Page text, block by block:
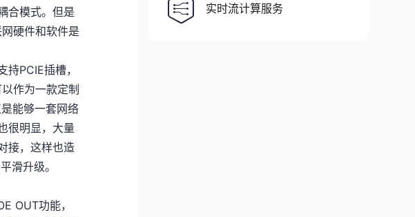
合模式。但是
硬件和软件是
PCIE插槽，
作为一款定制
能够一套网络
很明显，大量
接，这样也造
滑升级。
OUT功能，
实时流计算服务